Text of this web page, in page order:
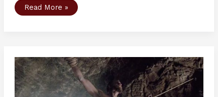
Personajes
serie
Harald
Harfragi,
¿hermanos
o
padre
Read More »